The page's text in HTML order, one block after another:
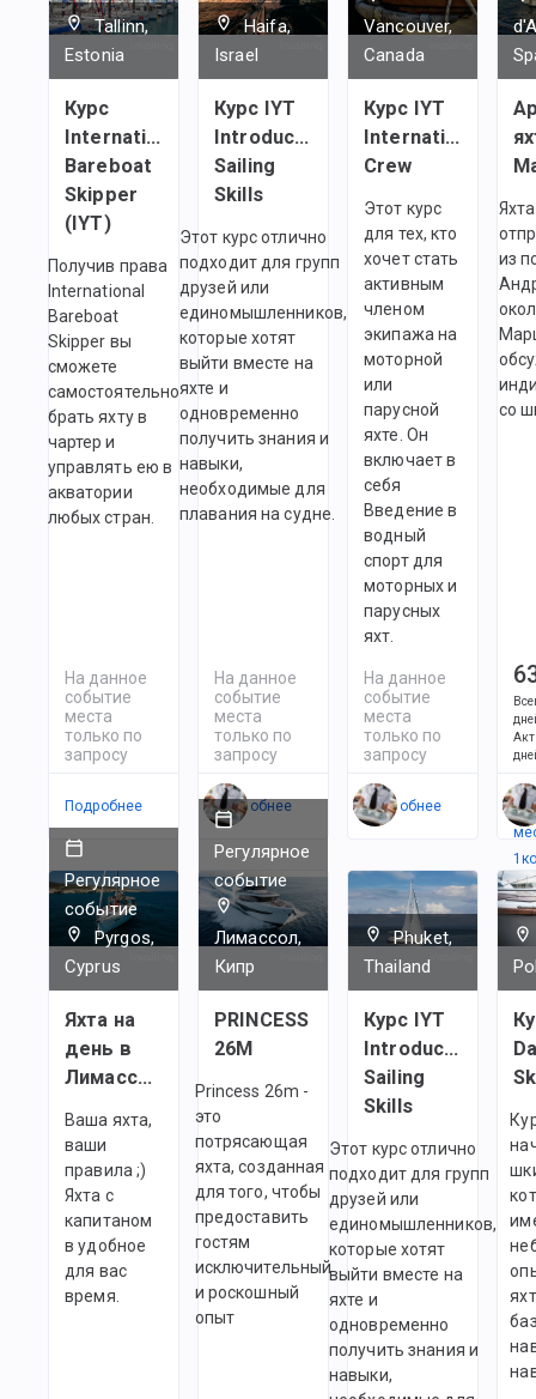
Tallinn,
Estonia
Курс
International
Bareboat
Skipper
(IYT)
Получив права
International
Bareboat
Skipper вы
сможете
самостоятельно
брать яхту в
чартер и
управлять ею в
акватории
любых стран.
На данное
событие
места
только по
запросу
Подробнее
Haifa,
Israel
Курс IYT
Introductory
Sailing
Skills
Этот курс отлично
подходит для групп
друзей или
единомышленников,
которые хотят
выйти вместе на
яхте и
одновременно
получить знания и
навыки,
необходимые для
плавания на судне.
На данное
событие
места
только по
запросу
Подробнее
Vancouver,
Canada
Курс IYT
International
Crew
Этот курс
для тех, кто
хочет стать
активным
членом
экипажа на
моторной
или
парусной
яхте. Он
включает в
себя
Введение в
водный
спорт для
моторных и
парусных
яхт.
На данное
событие
места
только по
запросу
Подробнее
Яхта
из
со
1
Регулярное
событие
Pyrgos,
Cyprus
Яхта на
день в
Лимассоле
Ваша яхта,
ваши
правила ;)
Яхта с
капитаном
в удобное
для вас
время.
Регулярное
событие
Лимассол,
Кипр
PRINCESS
26M
Princess 26m -
это
потрясающая
яхта, созданная
для того, чтобы
предоставить
гостям
исключительный
и роскошный
опыт
Phuket,
Thailand
Курс IYT
Introductory
Sailing
Skills
Этот курс отлично
подходит для групп
друзей или
единомышленников,
которые хотят
выйти вместе на
яхте и
одновременно
получить знания и
навыки,